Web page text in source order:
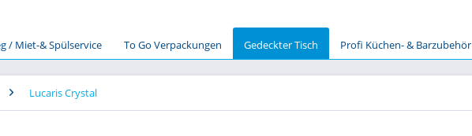
/ Miet-& Spülservice To Go Verpackungen Gedeckter Tisch Profi Küchen- & Barzubehör
Lucaris Crystal